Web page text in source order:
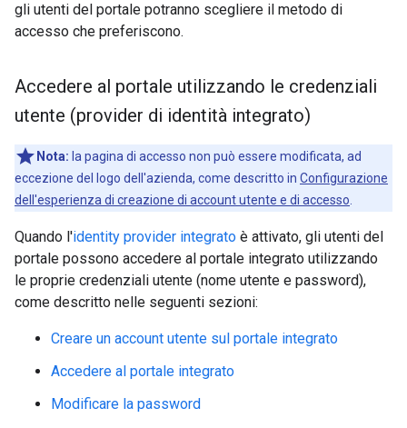
gli utenti del portale potranno scegliere il metodo di
accesso che preferiscono.
Accedere al portale utilizzando le credenziali
utente (provider di identità integrato)
Nota: la pagina di accesso non può essere modificata, ad
eccezione del logo dell'azienda, come descritto in Configurazione
dell'esperienza di creazione di account utente e di accesso
Quando l'identity provider integrato è attivato, gli utenti del
portale possono accedere al portale integrato utilizzando
le proprie credenziali utente (nome utente e password),
come descritto nelle seguenti sezioni:
Creare un account utente sul portale integrato
Accedere al portale integrato
Modificare la password